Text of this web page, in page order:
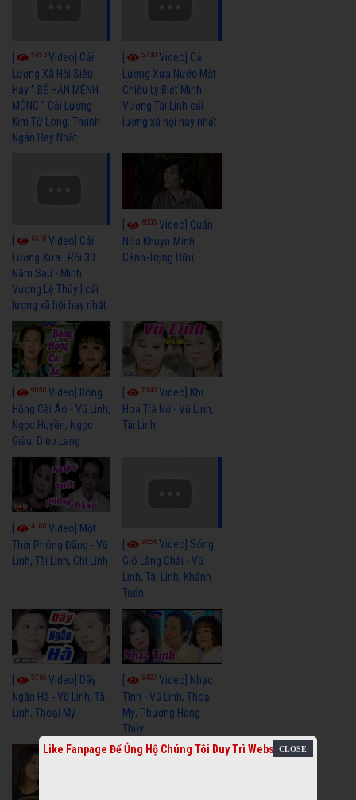
5456Video] Cải
Lương Xã Hội Siêu
Hay " BỂ HẬN MÊNH
MÔNG " Cải Lương
Kim Tử Long, Thanh
Ngân Hay Nhất
5730Video] Cải
Lương Xưa Nước Mắt
Chiều Ly Biệt Minh
Vương Tài Linh cải
lương xã hội hay nhất
6318 Video] Cải
Lương Xưa : Rồi 30
Năm Sau - Minh
Vương Lệ Thủy | cải
lương xã hội hay nhất
6035Video] Quán
Nửa Khuya-Minh
Cảnh-Trọng Hữu
9050 Video] Bông
Hồng Cài Áo - Vũ Linh,
Ngọc Huyền, Ngọc
Giàu, Diệp Lang
7343Video] Khi
Hoa Trà Nở - Vũ Linh,
Tài Linh
4108 Video] Một
Thời Phóng Đãng - Vũ
Linh, Tài Linh, Chí Linh
3656Video] Sóng
Gió Làng Chài - Vũ
Linh, Tài Linh, Khánh
Tuấn
3765 Video] Dãy
Ngân Hà - Vũ Linh, Tài
Linh, Thoại Mỹ
3437Video] Nhạc
Tình - Vũ Linh, Thoại
Mỹ, Phương Hồng
Thủy
Like Fanpage Để Ủng Hộ Chúng Tôi Duy Trì Website